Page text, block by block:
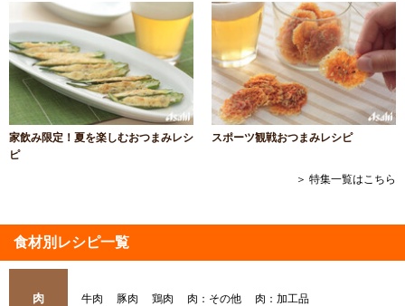
家飲み限定！夏を楽しむおつまみレシ
ピ
スポーツ観戦おつまみレシピ
＞ 特集一覧はこちら
食材別レシピ一覧
肉 牛肉 豚肉 鶏肉 肉：その他 肉：加工品